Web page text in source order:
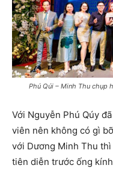
Phú Qúi – Minh Thu chụp
Với Nguyễn Phú Qúy
viên nên không có gì
với Dương Minh Thu
tiên diễn trước ống